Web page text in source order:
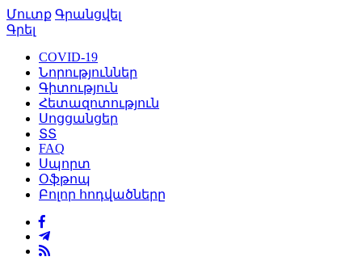
Մուտք Գրանցվել
Գրել
COVID-19
Նորություններ
Գիտություն
Հետազոտություն
Սոցցանցեր
ՏՏ
FAQ
Սպորտ
Օֆթոպ
Բոլոր հոդվածները